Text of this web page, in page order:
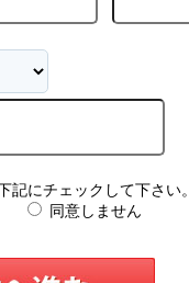
記にチェックして下さい。
同意しません